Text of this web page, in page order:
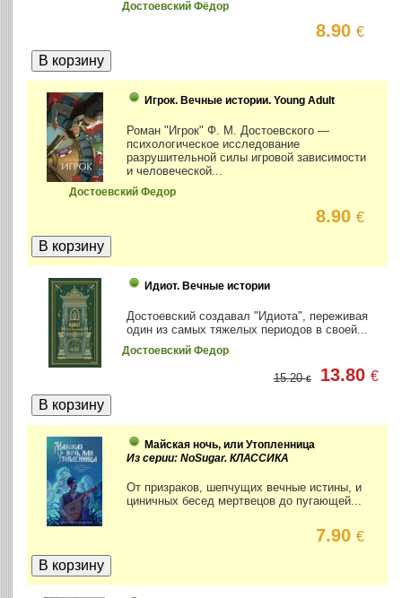
Достоевский Фёдор
8.90€
Игрок. Вечные истории. Young Adult
Роман "Игрок" Ф. М. Достоевского —
психологическое исследование
разрушительной силы игровой зависимости
и человеческой...
Достоевский Федор
8.90€
Идиот. Вечные истории
Достоевский создавал "Идиота", переживая
один из самых тяжелых периодов в своей...
Достоевский Федор
15.20€ 13.80€
Майская ночь, или Утопленница
Из серии: NoSugar. КЛАССИКА
От призраков, шепчущих вечные истины, и
циничных бесед мертвецов до пугающей...
7.90€